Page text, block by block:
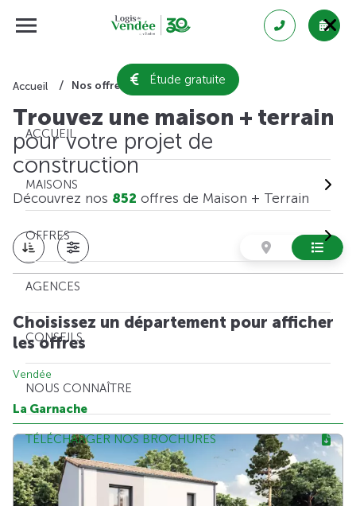
Étude gratuite
ACCUEIL
MAISONS
OFFRES
AGENCES
CONSEILS
NOUS CONNAÎTRE
TÉLÉCHARGER NOS BROCHURES
Accueil Nos offres de maison + terrain
Trouvez une maison + terrain
pour votre projet de
construction
Découvrez nos 852 offres de Maison + Terrain
Choisissez un département pour afficher
les offres
Vendée
La Garnache